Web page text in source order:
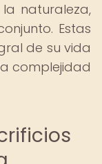
naturaleza,
Estas
de su vida
complejidad